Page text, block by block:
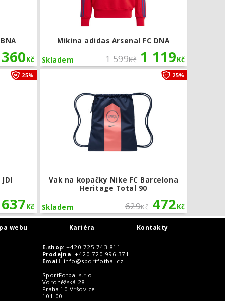
360Kč
Mikina adidas Arsenal FC DNA
1 599Kč 1 119Kč
Skladem
637Kč
25%
Vak na kopačky Nike FC Barcelona
Heritage Total 90
629Kč 472Kč
Skladem
25%
webu Kariéra Kontakty
E-shop: +420 725 743 811
Prodejna: +420 720 996 371
Email: info@sportfotbal.cz
SportFotbal s.r.o.
Voroněžská 28
Praha 10 Vršovice
101 00